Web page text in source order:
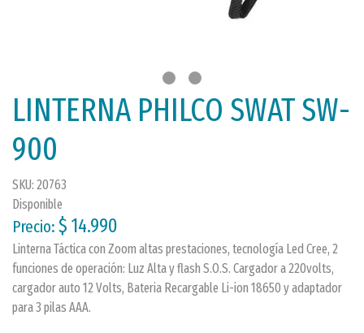
LINTERNA PHILCO SWAT SW-
900
SKU: 20763
Disponible
Precio: $ 14.990
Linterna Táctica con Zoom altas prestaciones, tecnología Led Cree, 2
funciones de operación: Luz Alta y flash S.O.S. Cargador a 220volts,
cargador auto 12 Volts, Bateria Recargable Li-ion 18650 y adaptador
para 3 pilas AAA.